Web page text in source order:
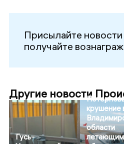
Присылайте
получайте
Другие новости
Гусь-
крушение
области
летающим